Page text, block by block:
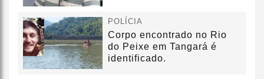
POLÍCIA
Corpo encontrado no Rio
do Peixe em Tangará é
identificado.